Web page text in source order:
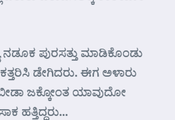
ಪುರಸತ್ತು ಮಾಡಿಕೊಂಡು
ಡೇಗಿದರು. ಈಗ ಅಳಾರು
ಜಕ್ಕೋಂತ ಯಾವುದೋ
ಹತ್ತಿದ್ದರು…